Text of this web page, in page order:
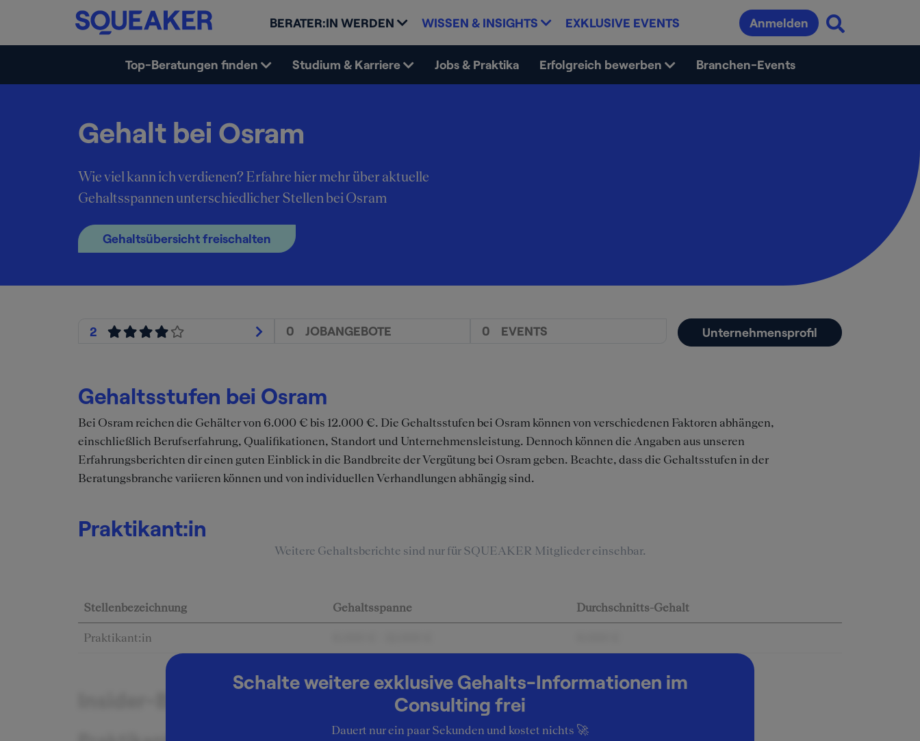
BERATER:IN WERDEN WISSEN & INSIGHTS EXKLUSIVE EVENTS Anmelden
Top-Beratungen finden Studium & Karriere Jobs & Praktika Erfolgreich bewerben Branchen-Events
Gehalt bei Osram
Wie viel kann ich verdienen? Erfahre hier mehr über aktuelle
Gehaltsspannen unterschiedlicher Stellen bei Osram
Gehaltsübersicht freischalten
2 0 JOBANGEBOTE 0 EVENTS Unternehmensprofil
Gehaltsstufen bei Osram
Bei Osram reichen die Gehälter von 6.000 € bis 12.000 €. Die Gehaltsstufen bei Osram können von verschiedenen Faktoren abhängen,
einschließlich Berufserfahrung, Qualifikationen, Standort und Unternehmensleistung. Dennoch können die Angaben aus unseren
Erfahrungsberichten dir einen guten Einblick in die Bandbreite der Vergütung bei Osram geben. Beachte, dass die Gehaltsstufen in der
Beratungsbranche variieren können und von individuellen Verhandlungen abhängig sind.
Praktikant:in
Weitere Gehaltsberichte sind nur für SQUEAKER Mitglieder einsehbar.
Stellenbezeichnung Gehaltsspanne Durchschnitts-Gehalt
Praktikant:in
Schalte weitere exklusive Gehalts-Informationen im
Consulting frei
Dauert nur ein paar Sekunden und kostet nichts 🚀